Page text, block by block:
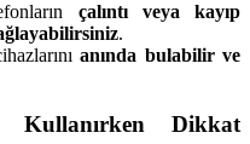
çalıntı veya kayıp
.
anında bulabilir ve
Kullanırken Dikkat